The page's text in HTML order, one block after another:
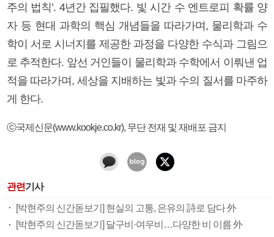
주의 법칙’. 4년간 집필했다. 빛 시간 수 엔트로피 확률 양
자 등 현대 과학의 핵심 개념들을 따라가며, 물리학과 수
학이 서로 시너지를 제공한 과정을 다양한 수식과 그림으
로 추적한다. 앞선 거인들이 물리학과 수학에서 이뤄낸 업
적을 따라가며, 세상을 지배하는 빛과 수의 질서를 마주하
게 한다.
ⓒ국제신문(www.kookje.co.kr), 무단 전재 및 재배포 금지
관련기사
[박현주의 신간돋보기] 현실의 고통, 은유의 詩로 담다 外
[박현주의 신간돋보기] 달구비·여우비…다양한 비 이름 外